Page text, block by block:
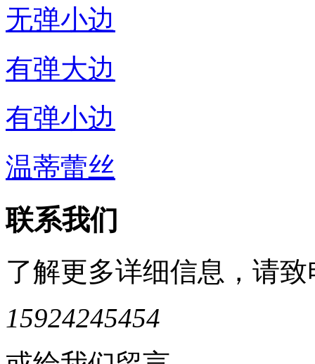
无弹小边
有弹大边
有弹小边
温蒂蕾丝
联系我们
了解更多详细信息，请致
15924245454